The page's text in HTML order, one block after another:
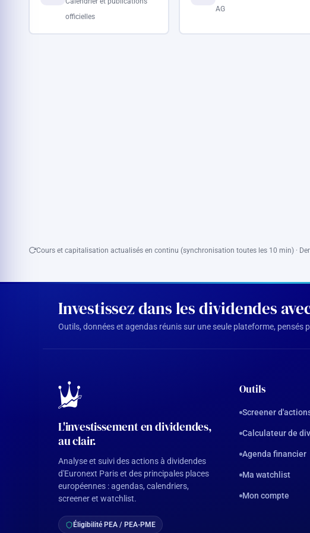
officielles
AG
Cours et capitalisation actualisés en continu (synchronisation toutes les 10 min) ·
Investissez dans les dividendes
Outils, données et agendas réunis sur une seule plateforme, pensés
L'investissement en dividendes,
au clair.
Analyse et suivi des actions à dividendes
d'Euronext Paris et des principales places
européennes : agendas, calendriers,
screener et watchlist.
Éligibilité PEA / PEA-PME
Outils
Screener
Calculateur de
Agenda financier
Ma watchlist
Mon compte